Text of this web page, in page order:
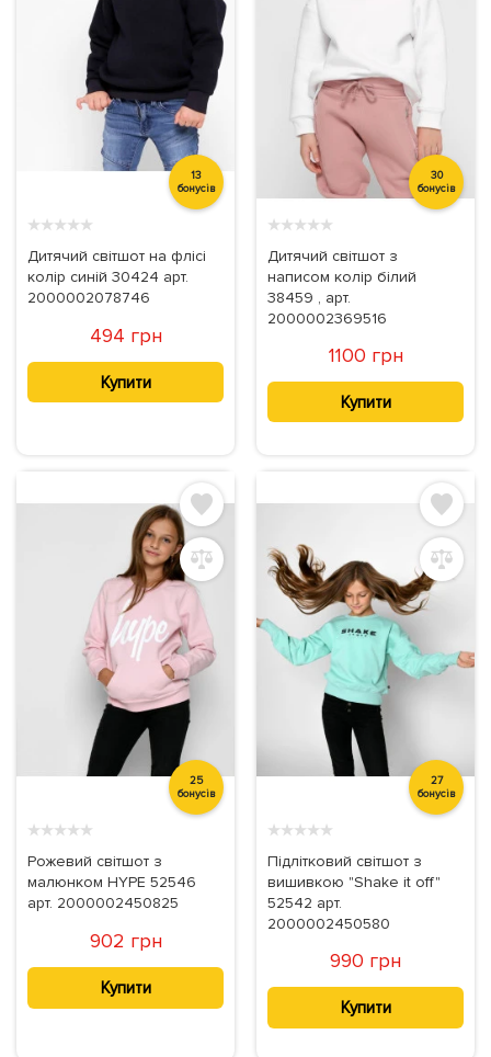
13
бонусів
★★★★★
Дитячий світшот на флісі
колір синій 30424 арт.
2000002078746
494 грн
Купити
30
бонусів
★★★★★
Дитячий світшот з
написом колір білий
38459 , арт.
2000002369516
1100 грн
Купити
25
бонусів
★★★★★
Рожевий світшот з
малюнком HYPE 52546
арт. 2000002450825
902 грн
Купити
27
бонусів
★★★★★
Підлітковий світшот з
вишивкою "Shake it off"
52542 арт.
2000002450580
990 грн
Купити